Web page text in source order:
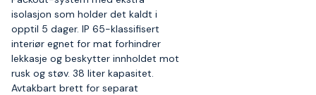
isolasjon som holder det kaldt i
opptil 5 dager. IP 65-klassifisert
interiør egnet for mat forhindrer
lekkasje og beskytter innholdet mot
rusk og støv. 38 liter kapasitet.
Avtakbart brett for separat